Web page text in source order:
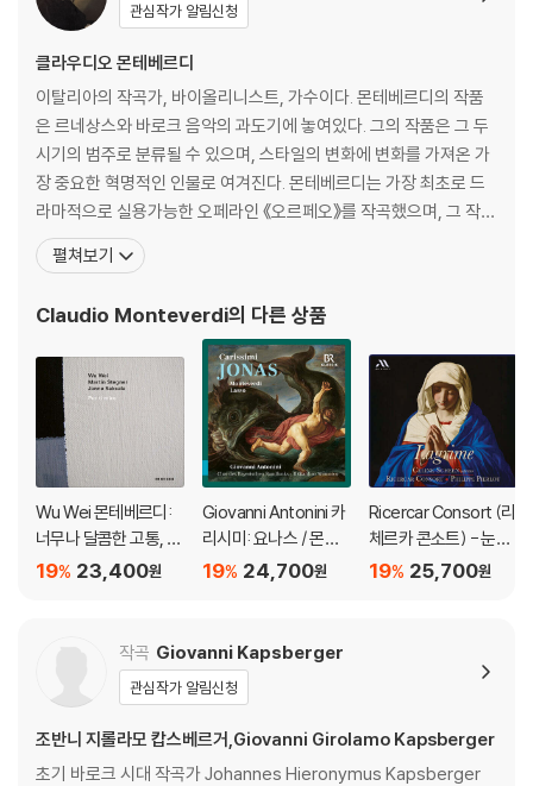
관심작가 알림신청
클라우디오 몬테베르디
이탈리아의 작곡가, 바이올리니스트, 가수이다. 몬테베르디의 작품
은 르네상스와 바로크 음악의 과도기에 놓여있다. 그의 작품은 그 두
시기의 범주로 분류될 수 있으며, 스타일의 변화에 변화를 가져온 가
장 중요한 혁명적인 인물로 여겨진다. 몬테베르디는 가장 최초로 드
라마적으로 실용가능한 오페라인 《오르페오》를 작곡했으며, 그 작품
은 그에게 한평생 명예를 드높이게 되었다. 몬테베르디는 이탈리아
북쪽 지방인 크레모나의 의사 집안에서 태어났다. 몬테베르디란 이름
stro di cappella인 마르크 안토니오 인게
펼쳐보기
Claudio Monteverdi의 다른 상품
Wu Wei 몬테베르디:
너무나 달콤한 고통, 당
신을 보고 (Montever
23,400원
19%
Giovanni Antonini 카
리시미: 요나스 / 몬테
베르디: 리멘토 다리아
24,700원
19%
Ricercar Consort (리
체르카 콘소트) - 눈물
(Lagrime)25,700원
19%
작곡 Giovanni Kapsberger
관심작가 알림신청
조반니 지롤라모 캅스베르거,Giovanni Girolamo Kapsberger
초기 바로크 시대 작곡가 Johannes Hieronymus Kapsberger